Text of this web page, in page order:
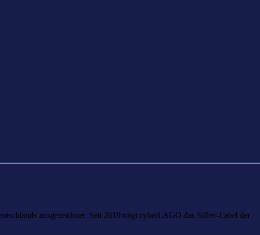
ausgezeichnet. Seit 2019 trägt cyberLAGO das Silber-Label der